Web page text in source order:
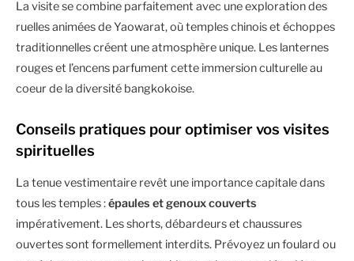
La visite se combine parfaitement avec une exploration des
ruelles animées de Yaowarat, où temples chinois et échoppes
traditionnelles créent une atmosphère unique. Les lanternes
rouges et l’encens parfument cette immersion culturelle au
coeur de la diversité bangkokoise.
Conseils pratiques pour optimiser vos visites
spirituelles
La tenue vestimentaire revêt une importance capitale dans
tous les temples :épaules et genoux couverts
impérativement. Les shorts, débardeurs et chaussures
ouvertes sont formellement interdits. Prévoyez un foulard ou